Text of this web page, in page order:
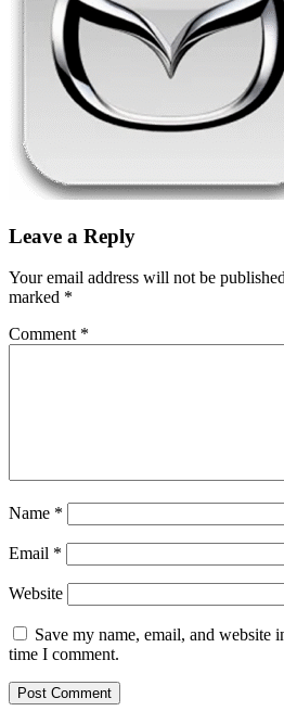
Leave a Reply
Your email address will not be
marked *
Comment *
Name *
Email *
Website
Save my name, email, and website
time I comment.